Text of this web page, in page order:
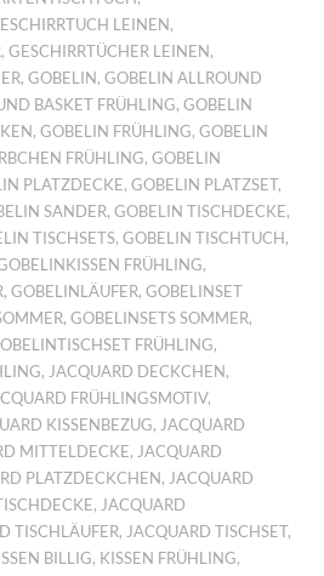
LEINEN,
,GESCHIRRTÜCHER LEINEN ,
,GOBELIN ,GOBELIN ALLROUND
BASKET FRÜHLING,GOBELIN
,GOBELIN FRÜHLING,GOBELIN
FRÜHLING,GOBELIN
PLATZDECKE,GOBELIN PLATZSET,
SANDER,GOBELIN TISCHDECKE,
TISCHSETS,GOBELIN TISCHTUCH ,
FRÜHLING,
,GOBELINLÄUFER,GOBELINSET
,GOBELINSETS SOMMER,
FRÜHLING,
, JACQUARD DECKCHEN ,
FRÜHLINGSMOTIV,
KISSENBEZUG, JACQUARD
MITTELDECKE, JACQUARD
PLATZDECKCHEN , JACQUARD
, JACQUARD
TISCHLÄUFER, JACQUARD TISCHSET,
BILLIG, KISSEN FRÜHLING,